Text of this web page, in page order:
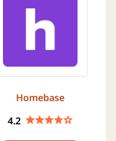
Homebase
4.2